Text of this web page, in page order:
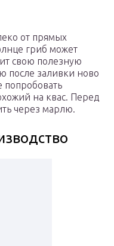
от прямых
гриб может
свою полезную
после заливки ново
попробовать
на квас. Перед
через марлю.